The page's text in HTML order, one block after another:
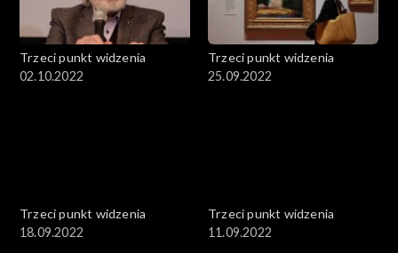
Trzeci punkt widzenia
02.10.2022
Trzeci punkt widzenia
25.09.2022
Trzeci punkt widzenia
18.09.2022
Trzeci punkt widzenia
11.09.2022